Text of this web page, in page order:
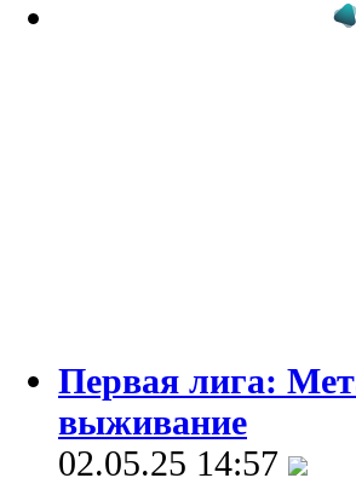
Первая лига:
выживание
02.05.25 14:57